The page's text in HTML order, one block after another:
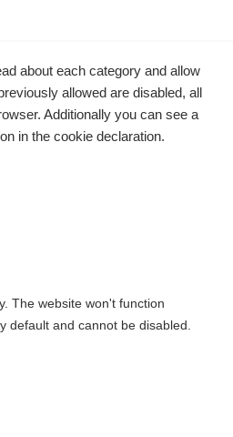
about each category and allow
allowed are disabled, all
Additionally you can see a
in the cookie declaration.
The website won't function
default and cannot be disabled.